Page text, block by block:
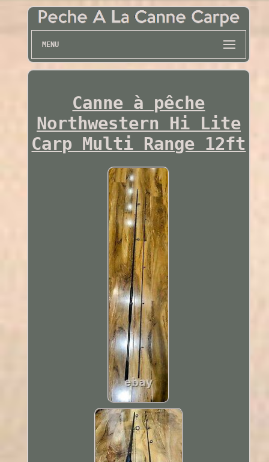
MENU
Canne à pêche
Northwestern Hi Lite
Carp Multi Range 12ft